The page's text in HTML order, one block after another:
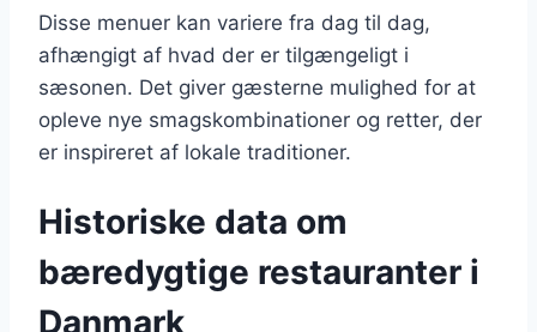
Disse menuer kan variere fra dag til dag,
afhængigt af hvad der er tilgængeligt i
sæsonen. Det giver gæsterne mulighed for at
opleve nye smagskombinationer og retter, der
er inspireret af lokale traditioner.
Historiske data om
bæredygtige restauranter i
Danmark